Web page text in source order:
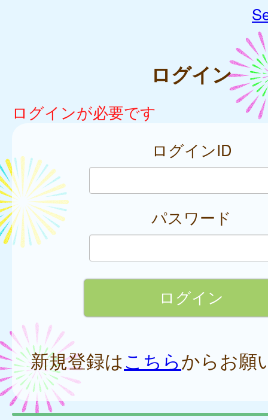
ログイン
ログインが必要です
ログインID
パスワード
新規登録はこちらからお願